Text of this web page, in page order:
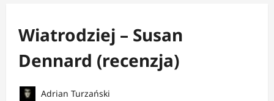
Wiatrodziej – Susan
Dennard (recenzja)
Adrian Turzański